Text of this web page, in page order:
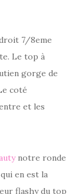
7/8eme
Le top à
gorge de
coté
et les
notre ronde
en est la
flashy du top